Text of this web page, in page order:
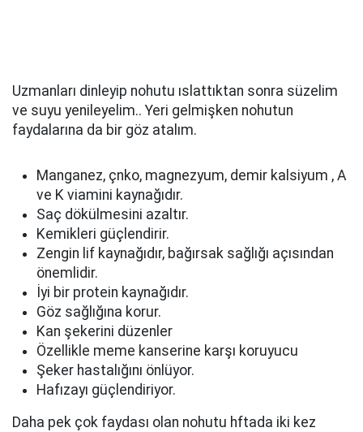
Uzmanları dinleyip nohutu ıslattıktan sonra süzelim
ve suyu yenileyelim.. Yeri gelmişken nohutun
faydalarına da bir göz atalım.
Manganez, çnko, magnezyum, demir kalsiyum , A
ve K viamini kaynağıdır.
Saç dökülmesini azaltır.
Kemikleri güçlendirir.
Zengin lif kaynağıdır, bağırsak sağlığı açısından
önemlidir.
İyi bir protein kaynağıdır.
Göz sağlığına korur.
Kan şekerini düzenler
Özellikle meme kanserine karşı koruyucu
Şeker hastalığını önlüyor.
Hafızayı güçlendiriyor.
Daha pek çok faydası olan nohutu hftada iki kez